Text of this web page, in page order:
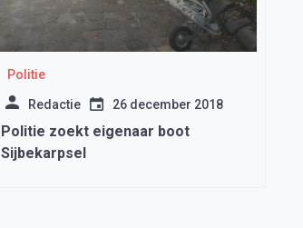
Politie
Redactie 26 december 2018
Politie zoekt eigenaar boot
Sijbekarpsel